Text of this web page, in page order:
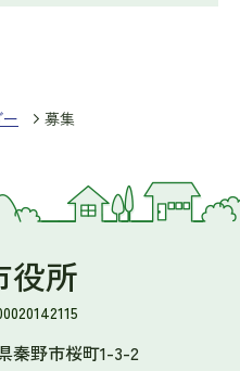
募集
役所
秦野市桜町1-3-2